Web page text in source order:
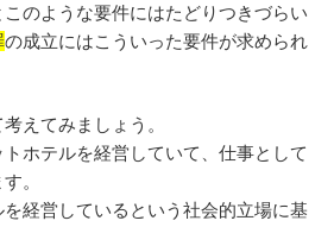
のような要件にはたどりつきづらい
の成立にはこういった要件が求められ
えてみましょう。
ホテルを経営していて、仕事として
。
経営しているという社会的立場に基